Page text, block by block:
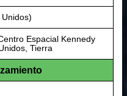
Espacial Kennedy
Tierra